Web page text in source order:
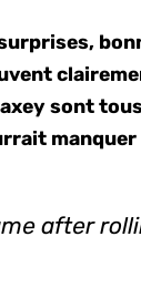
sont
after